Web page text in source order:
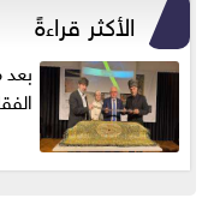
الأكثر قراءةً